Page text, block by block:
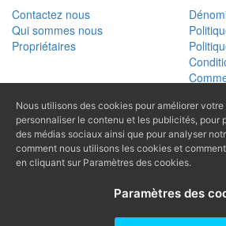
Contactez nous
Qui sommes nous
Propriétaires
Recherche
Cherche référence
Nous utilisons des cookies pour améliorer
personnaliser le contenu et les publicités, pour
des médias sociaux ainsi que pour analyser
comment nous utilisons les cookies et
en cliquant sur Paramètres des cookies.
Paramètres des